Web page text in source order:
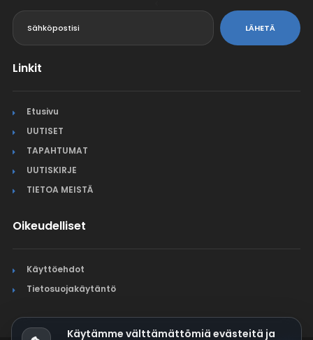
LÄHETÄ
Linkit
Etusivu
UUTISET
TAPAHTUMAT
UUTISKIRJE
TIETOA MEISTÄ
Oikeudelliset
Käyttöehdot
Tietosuojakäytäntö
Käytämme välttämättömiä evästeitä ja